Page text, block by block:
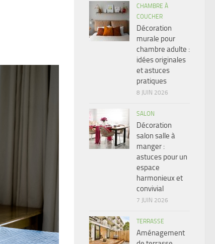
CHAMBRE À
COUCHER
Décoration
murale pour
chambre adulte :
idées originales
et astuces
pratiques
8 JUIN 2026
SALON
Décoration
salon salle à
manger :
astuces pour un
espace
harmonieux et
convivial
7 JUIN 2026
TERRASSE
Aménagement